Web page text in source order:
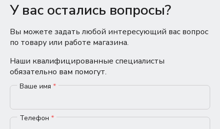
У вас остались вопросы?
Вы можете задать любой интересующий вас вопрос
по товару или работе магазина.
Наши квалифицированные специалисты
обязательно вам помогут.
Ваше имя *
Телефон *